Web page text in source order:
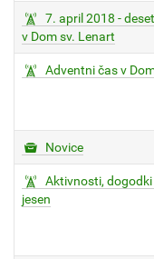
7. april 2018 -
v Dom sv. Lenart
Adventni čas v
Novice
Aktivnosti,
jesen